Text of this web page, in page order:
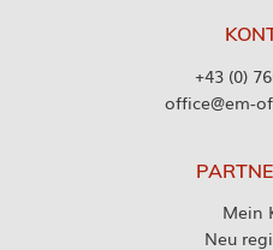
+43 (0)
office@em-
Mein
Neu